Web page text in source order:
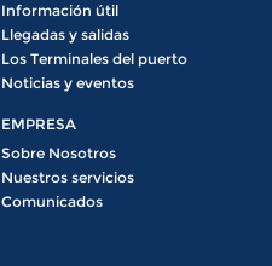
Información útil
Llegadas y salidas
Los Terminales del puerto
Noticias y eventos
EMPRESA
Sobre Nosotros
Nuestros servicios
Comunicados